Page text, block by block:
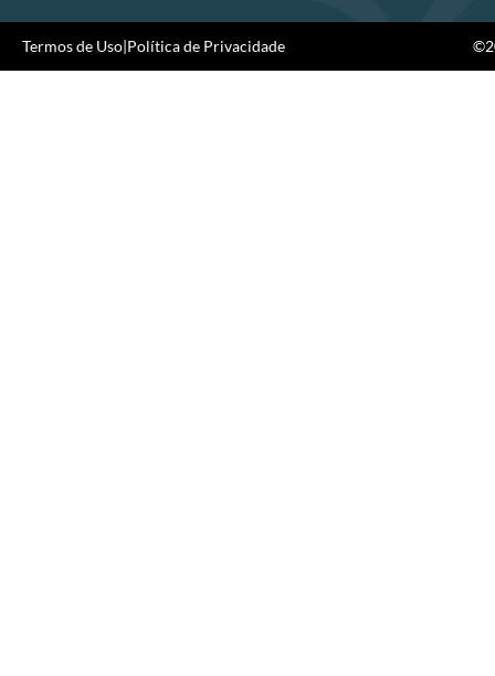
Termos de Uso|Política de Privacidade